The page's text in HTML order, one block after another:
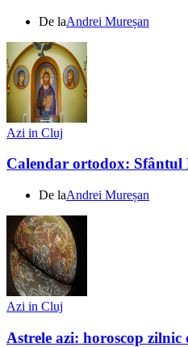
De laAndrei Mureșan
Azi in Cluj
Calendar ortodox: Sfântul
De laAndrei Mureșan
Azi in Cluj
Astrele azi: horoscop